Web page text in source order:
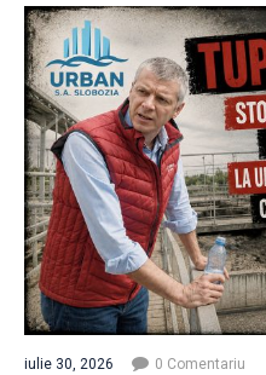
iulie 30, 2026 0 Comentariu